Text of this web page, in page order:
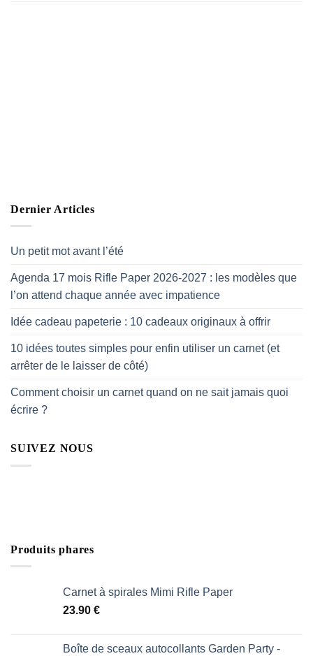
Dernier Articles
Un petit mot avant l’été
Agenda 17 mois Rifle Paper 2026-2027 : les modèles que
l’on attend chaque année avec impatience
Idée cadeau papeterie : 10 cadeaux originaux à offrir
10 idées toutes simples pour enfin utiliser un carnet (et
arrêter de le laisser de côté)
Comment choisir un carnet quand on ne sait jamais quoi
écrire ?
SUIVEZ NOUS
Produits phares
Carnet à spirales Mimi Rifle Paper
23.90 €
Boîte de sceaux autocollants Garden Party -